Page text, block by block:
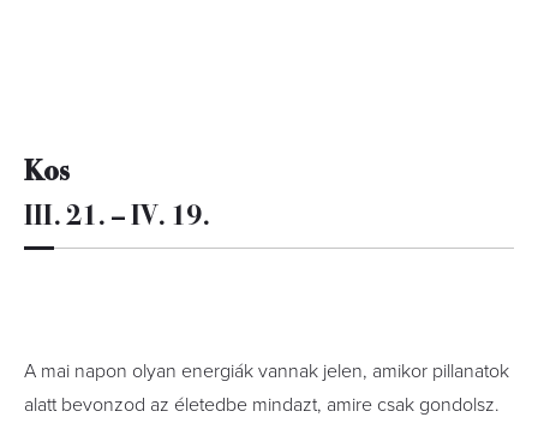
Kos
III. 21. – IV. 19.
A mai napon olyan energiák vannak jelen, amikor pillanatok
alatt bevonzod az életedbe mindazt, amire csak gondolsz.